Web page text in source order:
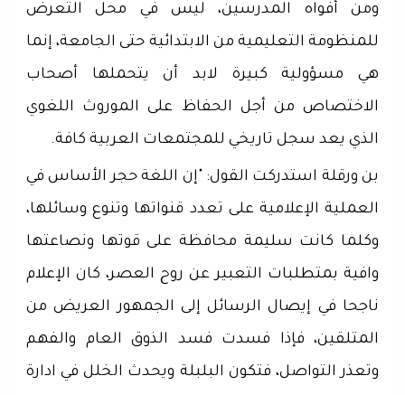
ومن أفواه المدرسين، ليس في محل التعرض
للمنظومة التعليمية من الابتدائية حتى الجامعة، إنما
هي مسؤولية كبيرة لابد أن يتحملها أصحاب
الاختصاص من أجل الحفاظ على الموروث اللغوي
الذي يعد سجل تاريخي للمجتمعات العربية كافة.
بن ورقلة استدركت القول: "إن اللغة حجر الأساس في
العملية الإعلامية على تعدد قنواتها وتنوع وسائلها،
وكلما كانت سليمة محافظة على قوتها ونصاعتها
وافية بمتطلبات التعبير عن روح العصر، كان الإعلام
ناجحا في إيصال الرسائل إلى الجمهور العريض من
المتلقين، فإذا فسدت فسد الذوق العام والفهم
وتعذر التواصل، فتكون البلبلة ويحدث الخلل في ادارة